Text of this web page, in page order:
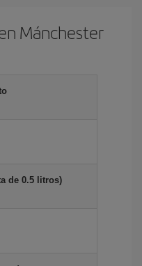
Mánchester
de 0.5 litros)